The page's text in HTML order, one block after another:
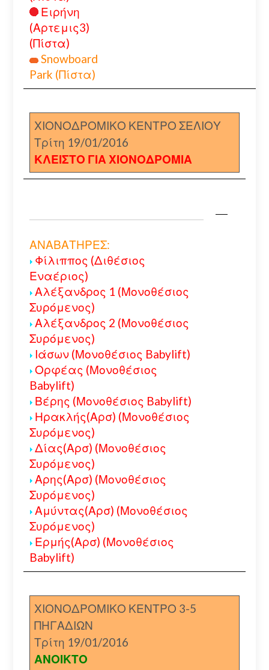
Ειρήνη
(Αρτεμις3)
(Πίστα)
Snowboard
Park (Πίστα)
ΧΙΟΝΟΔΡΟΜΙΚΟ ΚΕΝΤΡΟ ΣΕΛΙΟΥ
Τρίτη 19/01/2016
ΚΛΕΙΣΤΟ ΓΙΑ ΧΙΟΝΟΔΡΟΜΙΑ
ΑΝΑΒΑΤΗΡΕΣ:
Φίλιππος (Διθέσιος
Εναέριος)
Αλέξανδρος 1 (Μονοθέσιος
Συρόμενος)
Αλέξανδρος 2 (Μονοθέσιος
Συρόμενος)
Ιάσων (Μονοθέσιος Babylift)
Ορφέας (Μονοθέσιος
Babylift)
Βέρης (Μονοθέσιος Babylift)
Ηρακλής(Αρσ) (Μονοθέσιος
Συρόμενος)
Δίας(Αρσ) (Μονοθέσιος
Συρόμενος)
Αρης(Αρσ) (Μονοθέσιος
Συρόμενος)
Αμύντας(Αρσ) (Μονοθέσιος
Συρόμενος)
Ερμής(Αρσ) (Μονοθέσιος
Babylift)
ΧΙΟΝΟΔΡΟΜΙΚΟ ΚΕΝΤΡΟ 3-5
ΠΗΓΑΔΙΩΝ
Τρίτη 19/01/2016
ΑΝΟΙΚΤΟ